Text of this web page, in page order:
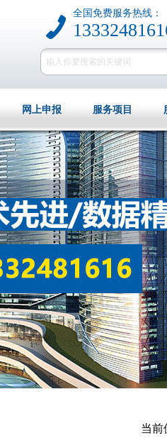
全国免费服务热线：
网上申报 服务项目
当前